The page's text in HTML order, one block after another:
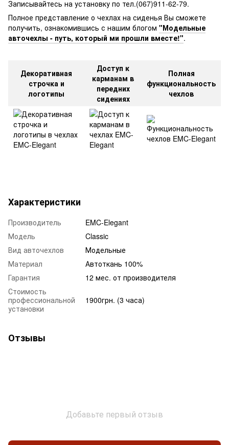
Записывайтесь на установку по тел.(067)911-62-79.
Полное представление о чехлах на сиденья Вы cможете
получить, ознакомившись с нашим блогом "Модельные
авточехлы - путь, который ми прошли вместе!".
Декоративная
строчка и
логотипы
Доступ к
карманам в
передних
сидениях
Полная
функциональность
чехлов
Характеристики
Производитель
EMC-Elegant
Модель
Classic
Вид авточехлов
Модельные
Материал
Автоткань 100%
Гарантия
12 мес. от производителя
Стоимость
профессиональной
установки
1900грн. (3 часа)
Отзывы
Добавьте первый отзыв